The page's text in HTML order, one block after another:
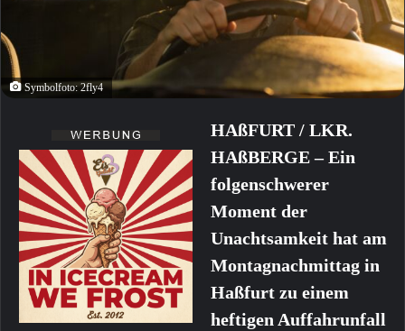
Symbolfoto: 2fly4
HAßFURT / LKR.
HAßBERGE – Ein
folgenschwerer
Moment der
Unachtsamkeit hat am
Montagnachmittag in
Haßfurt zu einem
heftigen Auffahrunfall